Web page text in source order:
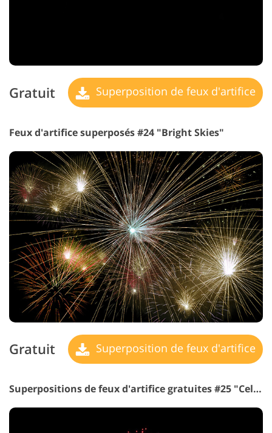
Gratuit Superposition de feux d'artifice
Feux d'artifice superposés #24 "Bright Skies"
Gratuit Superposition de feux d'artifice
Superpositions de feux d'artifice gratuites #25 "Celebration Party"